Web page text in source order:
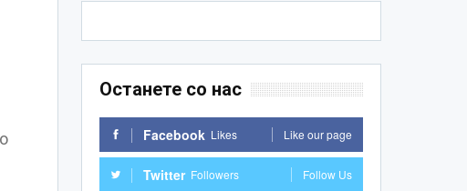
Останете со нас
Facebook Likes Like our page
Twitter Followers Follow Us